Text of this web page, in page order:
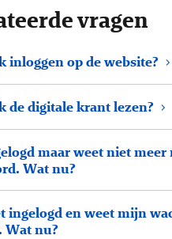
vragen
inloggen op de website?
de digitale krant lezen?
maar weet niet meer
Wat nu?
ingelogd en weet mijn
Wat nu?